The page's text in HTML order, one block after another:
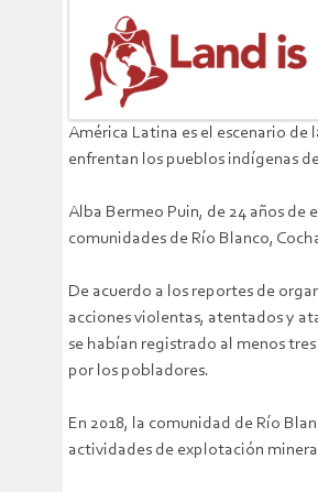
América Latina es el escenario
enfrentan los pueblos indígenas
Alba Bermeo Puin, de 24 años de
comunidades de Río Blanco,
De acuerdo a los reportes de
acciones violentas, atentados y
se habían registrado al menos
por los pobladores.
En 2018, la comunidad de Río
actividades de explotación